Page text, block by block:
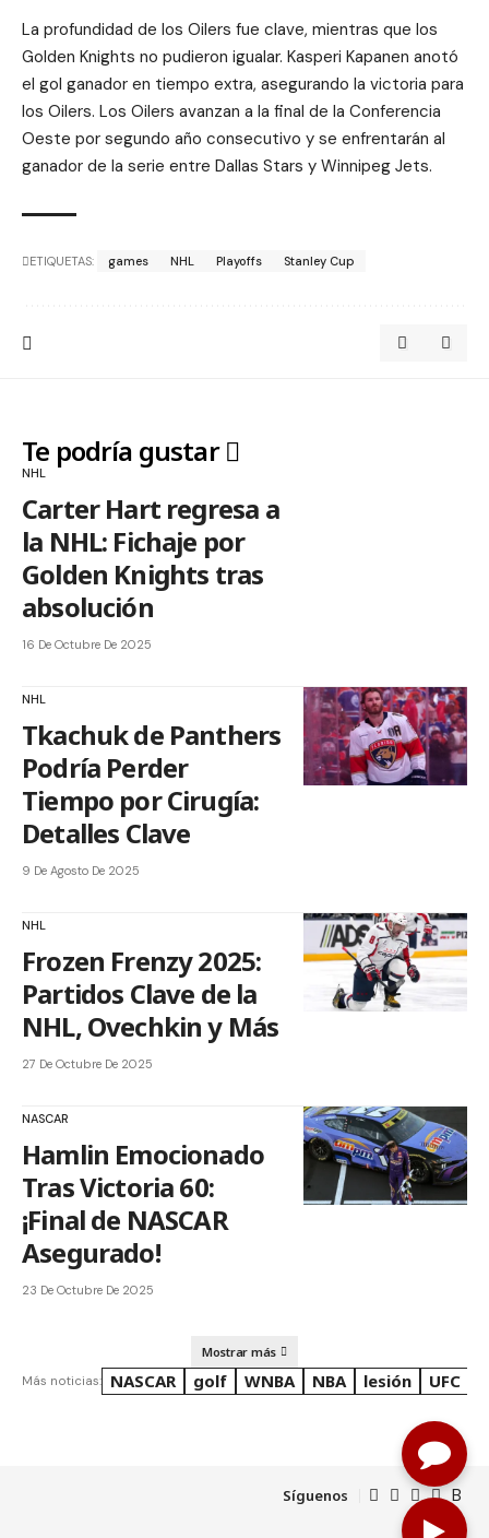
La profundidad de los Oilers fue clave, mientras que los
Golden Knights no pudieron igualar. Kasperi Kapanen anotó
el gol ganador en tiempo extra, asegurando la victoria para
los Oilers. Los Oilers avanzan a la final de la Conferencia
Oeste por segundo año consecutivo y se enfrentarán al
ganador de la serie entre Dallas Stars y Winnipeg Jets.
ETIQUETAS: games NHL Playoffs Stanley Cup
Te podría gustar
NHL
Carter Hart regresa a
la NHL: Fichaje por
Golden Knights tras
absolución
16 De Octubre De 2025
NHL
Tkachuk de Panthers
Podría Perder
Tiempo por Cirugía:
Detalles Clave
9 De Agosto De 2025
NHL
Frozen Frenzy 2025:
Partidos Clave de la
NHL, Ovechkin y Más
27 De Octubre De 2025
NASCAR
Hamlin Emocionado
Tras Victoria 60:
¡Final de NASCAR
Asegurado!
23 De Octubre De 2025
Mostrar más
Más noticias: NASCAR golf WNBA NBA lesión UFC
Síguenos